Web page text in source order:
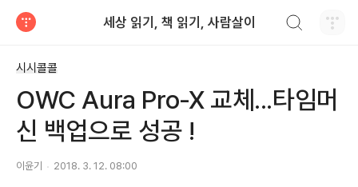
세상 읽기, 책 읽기, 사람살이
시시콜콜
OWC Aura Pro-X 교체...타임머
신 백업으로 성공 !
이윤기 2018. 3. 12. 08:00